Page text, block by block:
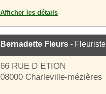
Afficher les détails
Bernadette Fleurs - Fleuriste
66 RUE D ETION
08000 Charleville-mézières